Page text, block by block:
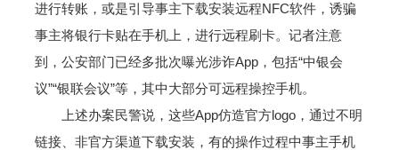
进行转账，或是引导事主下载安装远程NFC软件，诱骗
事主将银行卡贴在手机上，进行远程刷卡。记者注意
到，公安部门已经多批次曝光涉诈App，包括“中银会
议”“银联会议”等，其中大部分可远程操控手机。
上述办案民警说，这些App仿造官方logo，通过不明
链接、非官方渠道下载安装，有的操作过程中事主手机